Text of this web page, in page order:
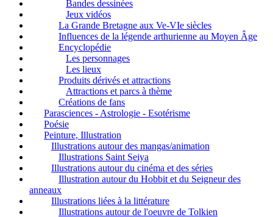
Bandes dessinées
Jeux vidéos
La Grande Bretagne aux Ve-VIe siècles
Influences de la légende arthurienne au Moyen Âge
Encyclopédie
Les personnages
Les lieux
Produits dérivés et attractions
Attractions et parcs à thème
Créations de fans
Parasciences - Astrologie - Esotérisme
Poésie
Peinture, Illustration
Illustrations autour des mangas/animation
Illustrations Saint Seiya
Illustrations autour du cinéma et des séries
Illustration autour du Hobbit et du Seigneur des
anneaux
Illustrations liées à la littérature
Illustrations autour de l'oeuvre de Tolkien